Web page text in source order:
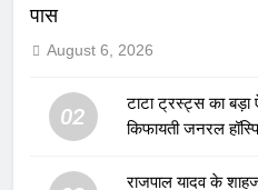
पास
August 6, 2026
02
टाटा ट्रस्ट्स का
किफायती जनरल
राजपाल यादव के